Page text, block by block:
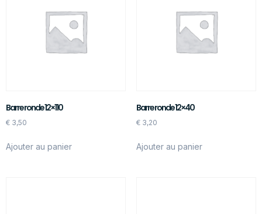
Barre ronde 12×110
€ 3,50
Ajouter au panier
Barre ronde 12×40
€3,20
Ajouter au panier